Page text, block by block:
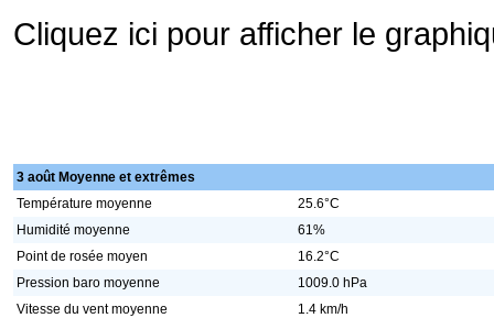
Cliquez ici pour afficher le
3 août Moyenne et extrêmes
Température moyenne
25.6°C
Humidité moyenne
61%
Point de rosée moyen
16.2°C
Pression baro moyenne
1009.0 hPa
Vitesse du vent moyenne
1.4 km/h